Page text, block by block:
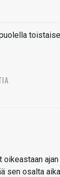
oikeastaan
sen osalta